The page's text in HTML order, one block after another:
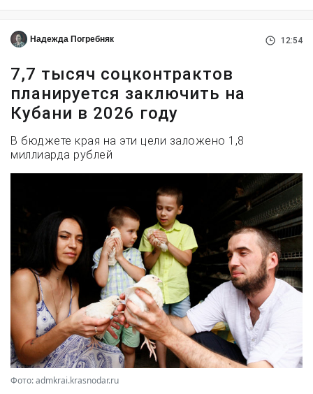
Надежда Погребняк 12:54
7,7 тысяч соцконтрактов
планируется заключить на
Кубани в 2026 году
В бюджете края на эти цели заложено 1,8
миллиарда рублей
Фото: admkrai.krasnodar.ru